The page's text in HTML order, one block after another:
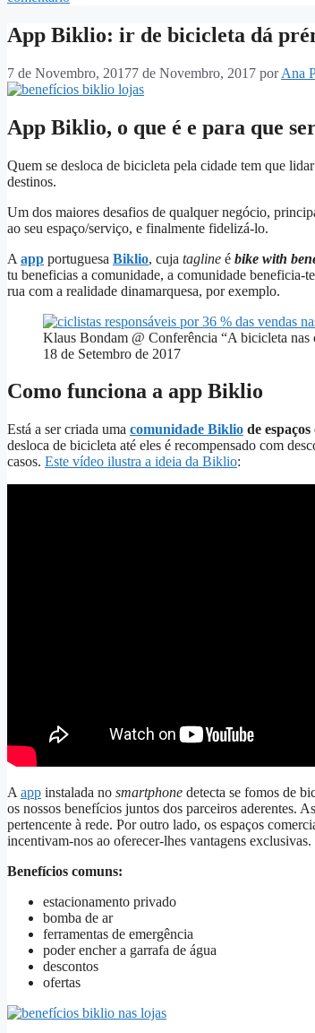
App Biklio: ir de bicicleta dá
7 de Novembro, 20177 de Novembro, 2017 porAna
App Biklio, o que é e para que
Quem se desloca de bicicleta pela cidade tem que
destinos.
Um dos maiores desafios de qualquer negócio,
ao seu espaço/serviço, e finalmente fidelizá-lo.
A app portuguesa Biklio, cuja tagline é bike with
tu beneficias a comunidade, a comunidade beneficia-
rua com a realidade dinamarquesa, por exemplo.
Klaus Bondam @ Conferência “A bicicleta nas
18 de Setembro de 2017
Como funciona a app Biklio
Está a ser criada uma comunidade Biklio de
desloca de bicicleta até eles é recompensado com
casos. Este vídeo ilustra a ideia da Biklio:
A app instalada no smartphone detecta se fomos de
os nossos benefícios juntos dos parceiros aderentes.
pertencente à rede. Por outro lado, os espaços
incentivam-nos ao oferecer-lhes vantagens exclusivas.
Benefícios comuns:
estacionamento privado
bomba de ar
ferramentas de emergência
poder encher a garrafa de água
descontos
ofertas